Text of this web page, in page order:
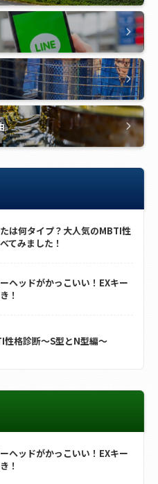
たは何タイプ？大人気のMBTI性
てみました！
ヘッドがかっこいい！EXキー
！
性格診断～S型とN型編～
ヘッドがかっこいい！EXキー
！